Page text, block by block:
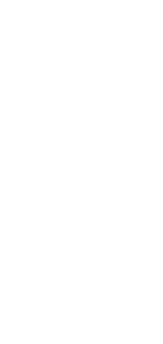
fueron bajos,
que permitió
chaqueño como
de la
reunió a más de
se realizó la
ganado, elección
en espacios
vivo en plazas y
Chau
miel y dulces
del Centenario
como la
Belén, y visitas a